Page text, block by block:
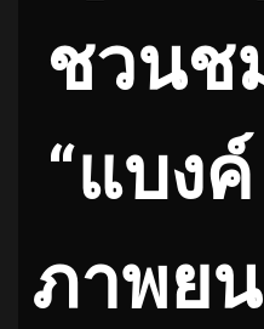
ชวนช
“แบง
ภาพยน